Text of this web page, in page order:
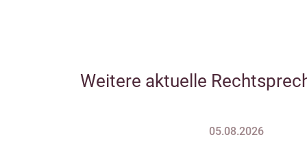
Weitere aktuelle
05.08.2026